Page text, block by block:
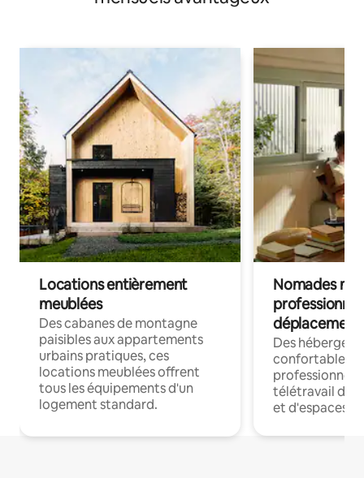
Locations entièrement
meublées
Des cabanes de montagne
paisibles aux appartements
urbains pratiques, ces
locations meublées offrent
tous les équipements d'un
logement standard.
Nomades
déplacement
Des
confortables
professionnels
télétravail
et d'espaces